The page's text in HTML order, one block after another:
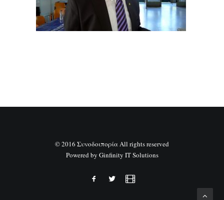
SEARCH
© 2016 Συνοδοιπορία All rights reserved
Powered by Ginfinity IT Solutions